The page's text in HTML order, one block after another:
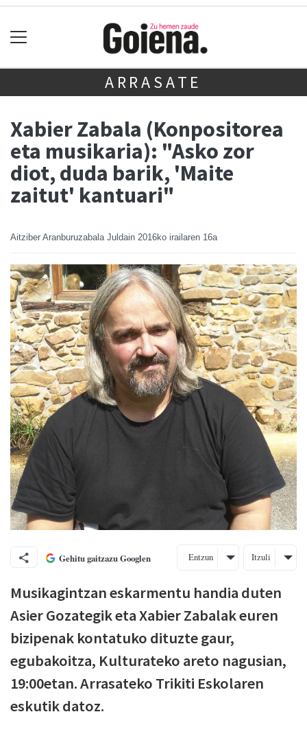
ARRASATE
Xabier Zabala (Konpositorea
eta musikaria): "Asko zor
diot, duda barik, 'Maite
zaitut' kantuari"
Aitziber Aranburuzabala Juldain 2016ko irailaren 16a
Gehitu gaitzazu Googlen Entzun Itzuli
Musikagintzan eskarmentu handia duten
Asier Gozategik eta Xabier Zabalak euren
bizipenak kontatuko dituzte gaur,
egubakoitza, Kulturateko areto nagusian,
19:00etan. Arrasateko Trikiti Eskolaren
eskutik datoz.